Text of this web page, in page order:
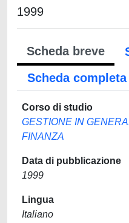
1999
Scheda breve
Scheda completa
Corso di studio
GESTIONE IN
FINANZA
Data di pubblicazione
1999
Lingua
Italiano